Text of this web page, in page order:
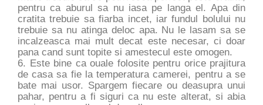
pentru ca aburul sa nu iasa pe langa el. Apa din
cratita trebuie sa fiarba incet, iar fundul bolului nu
trebuie sa nu atinga deloc apa. Nu le lasam sa se
incalzeasca mai mult decat este necesar, ci doar
pana cand sunt topite si amestecul este omogen.
6. Este bine ca ouale folosite pentru orice prajitura
de casa sa fie la temperatura camerei, pentru a se
bate mai usor. Spargem fiecare ou deasupra unui
pahar, pentru a fi siguri ca nu este alterat, si abia